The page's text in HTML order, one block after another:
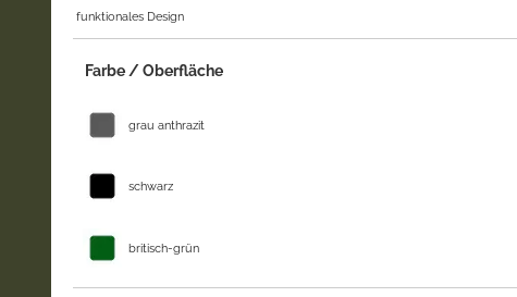
funktionales Design
Farbe / Oberfläche
grau anthrazit
schwarz
britisch-grün